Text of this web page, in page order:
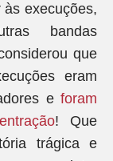
execuções,
bandas
que
eram
e foram
! Que
trágica e